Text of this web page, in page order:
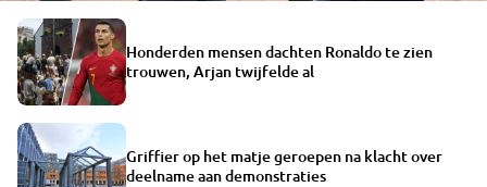
Honderden mensen dachten Ronaldo te zien
trouwen, Arjan twijfelde al
Griffier op het matje geroepen na klacht over
deelname aan demonstraties